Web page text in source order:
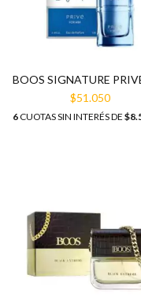
BOOS SIGNATURE
$51.050
6 CUOTAS SIN INTERÉS DE